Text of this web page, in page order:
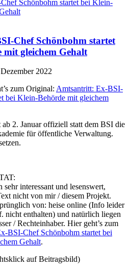
Chef Schönbohm startet
mit gleichem Gehalt
2022
zum Original: Amtsantritt: Ex-BSI-
bei Klein-Behörde mit gleichem
2. Januar offiziell statt dem BSI die
für öffentliche Verwaltung.
interessant und lesenswert,
nicht von mir / diesem Projekt.
von: heise online (Info leider
nicht enthalten) und natürlich liegen
/ Rechteinhaber. Hier geht’s zum
BSI-Chef Schönbohm startet bei
Gehalt.
auf Beitragsbild)